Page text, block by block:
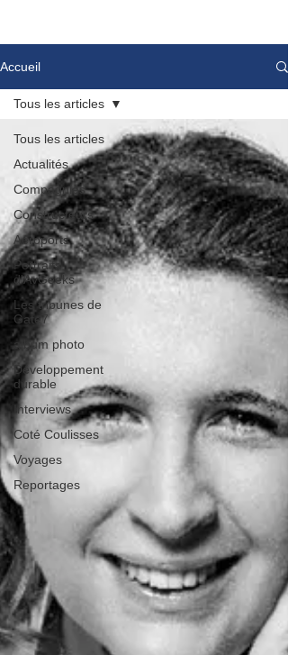
Accueil
Tous les articles
Actualités
Compagnies
Constructeurs
Aéroports
Portraits
d'AvGeeks
Les tribunes de
Gate7
album photo
Développement
durable
Interviews
Coté Coulisses
Voyages
Reportages
Tous les articles